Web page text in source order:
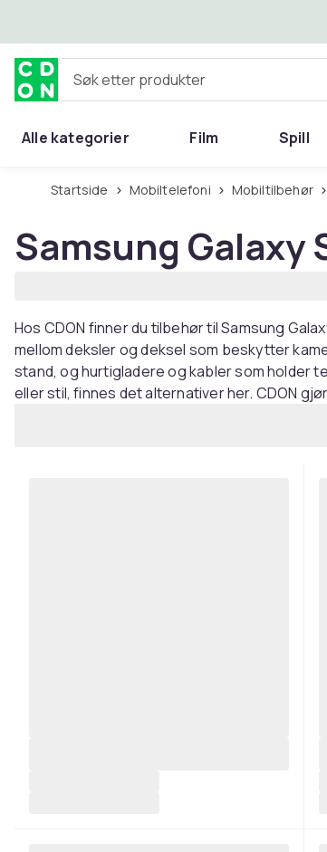
Søk etter produkter
Alle kategorier Film Spill
Startside Mobiltelefoni Mobiltilbehør
Samsung
Hos CDON finner du tilbehør til Samsung
mellom deksler og deksel som beskytter
stand, og hurtigladere og kabler som holder
eller stil, finnes det alternativer her. CDON